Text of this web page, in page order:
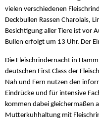
vielen verschiedenen
Deckbullen Rassen Charolais,
Besichtigung aller Tiere ist vor
Bullen erfolgt um 13 Uhr. Der
Die Fleischrindernacht in
deutschen First Class der
Nah und Fern nutzen den
Eindrücke und für intensive
kommen dabei gleichermaßen
Mutterkuhhaltung mit